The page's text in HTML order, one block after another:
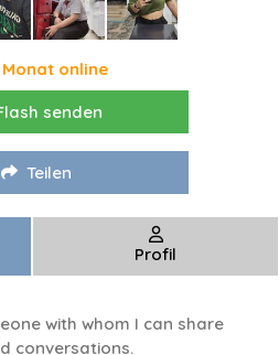
Monat online
senden
Teilen
Profil
with whom I can share
conversations.